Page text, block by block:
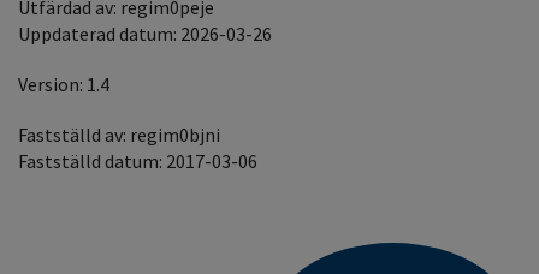
Utfärdad av: regim0peje
Uppdaterad datum: 2026-03-26
Version: 1.4
Fastställd av: regim0bjni
Fastställd datum: 2017-03-06